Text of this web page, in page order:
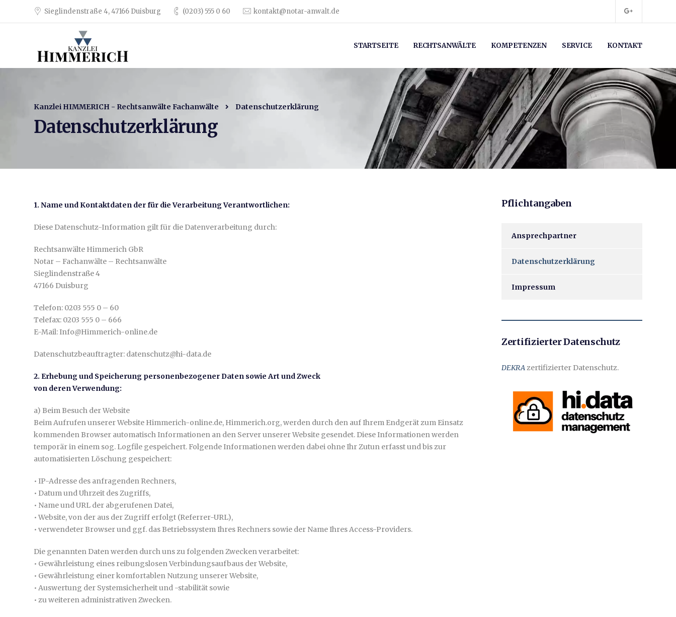
Sieglindenstraße 4, 47166 Duisburg (0203) 555 0 60 kontakt@notar-anwalt.de
STARTSEITE RECHTSANWÄLTE KOMPETENZEN SERVICE KONTAKT
Kanzlei HIMMERICH - Rechtsanwälte Fachanwälte Datenschutzerklärung
Datenschutzerklärung
1. Name und Kontaktdaten der für die Verarbeitung Verantwortlichen:
Diese Datenschutz-Information gilt für die Datenverarbeitung durch:
Rechtsanwälte Himmerich GbR
Notar – Fachanwälte – Rechtsanwälte
Sieglindenstraße 4
47166 Duisburg
Telefon: 0203 555 0 – 60
Telefax: 0203 555 0 – 666
E-Mail: Info@Himmerich-online.de
Datenschutzbeauftragter: datenschutz@hi-data.de
2. Erhebung und Speicherung personenbezogener Daten sowie Art und Zweck
von deren Verwendung:
a) Beim Besuch der Website
Beim Aufrufen unserer Website Himmerich-online.de, Himmerich.org, werden durch den auf Ihrem Endgerät zum Einsatz
kommenden Browser automatisch Informationen an den Server unserer Website gesendet. Diese Informationen werden
temporär in einem sog. Logfile gespeichert. Folgende Informationen werden dabei ohne Ihr Zutun erfasst und bis zur
automatisierten Löschung gespeichert:
• IP-Adresse des anfragenden Rechners,
• Datum und Uhrzeit des Zugriffs,
• Name und URL der abgerufenen Datei,
• Website, von der aus der Zugriff erfolgt (Referrer-URL),
• verwendeter Browser und ggf. das Betriebssystem Ihres Rechners sowie der Name Ihres Access-Providers.
Die genannten Daten werden durch uns zu folgenden Zwecken verarbeitet:
• Gewährleistung eines reibungslosen Verbindungsaufbaus der Website,
• Gewährleistung einer komfortablen Nutzung unserer Website,
• Auswertung der Systemsicherheit und -stabilität sowie
• zu weiteren administrativen Zwecken.
Pflichtangaben
Ansprechpartner
Datenschutzerklärung
Impressum
Zertifizierter Datenschutz
DEKRAzertifizierter Datenschutz.